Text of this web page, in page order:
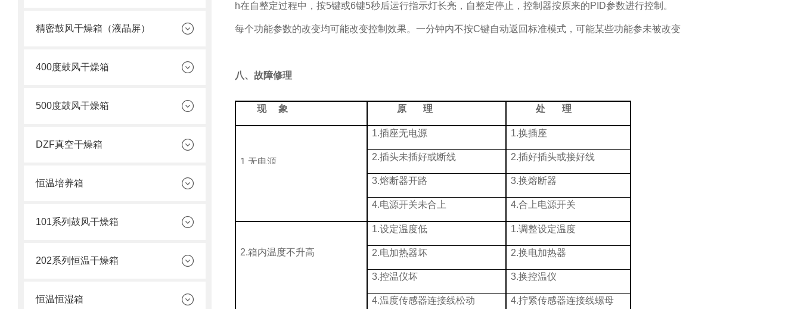
精密鼓风干燥箱（液晶屏）
400度鼓风干燥箱
500度鼓风干燥箱
DZF真空干燥箱
恒温培养箱
101系列鼓风干燥箱
202系列恒温干燥箱
恒温恒湿箱
h在自整定过程中，按5键或6键5秒后运行指示灯长亮，自整定停止，控制器按原来的PID参数进行控制。
每个功能参数的改变均可能改变控制效果。一分钟内不按C键自动返回标准模式，可能某些功能参未被改变
八、故障修理
现 象 原 理 处 理
1. 无电源
1.插座无电源 1.换插座
2.插头未插好或断线 2.插好插头或接好线
3.熔断器开路 3.换熔断器
4.电源开关未合上 4.合上电源开关
2.箱内温度不升高
1.设定温度低 1.调整设定温度
2.电加热器坏 2.换电加热器
3.控温仪坏 3.换控温仪
4.温度传感器连接线松动 4.拧紧传感器连接线螺母